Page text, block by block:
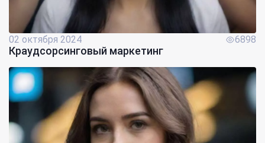
02 октября 2024 6898
Краудсорсинговый маркетинг